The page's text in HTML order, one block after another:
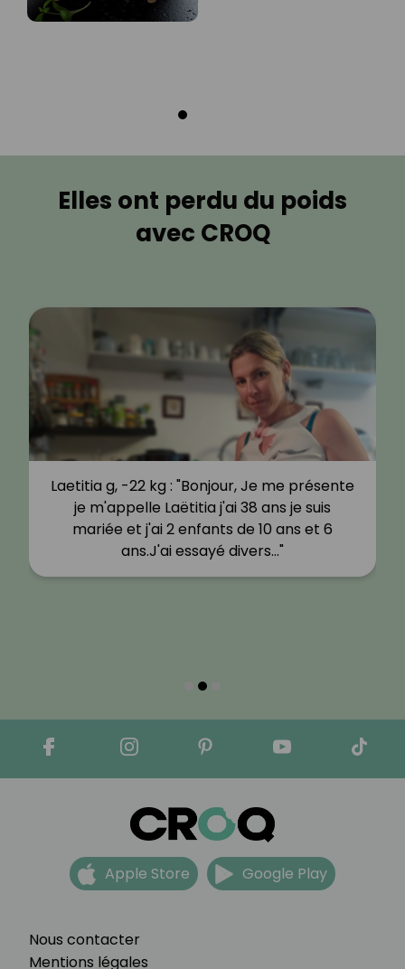
Elles ont perdu du poids
avec CROQ
Laetitia g, -22 kg : "Bonjour, Je me présente
je m'appelle Laëtitia j'ai 38 ans je suis
mariée et j'ai 2 enfants de 10 ans et 6
ans.J'ai essayé divers…"
Nous contacter
Mentions légales
Apple Store Google Play